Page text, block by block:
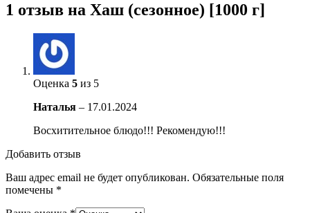
1 отзыв на Хаш (сезонное) [1000 г]
Оценка 5 из 5
Наталья – 17.01.2024
Восхитительное блюдо!!! Рекомендую!!!
Добавить отзыв
Ваш адрес email не будет опубликован. Обязательные поля
помечены *